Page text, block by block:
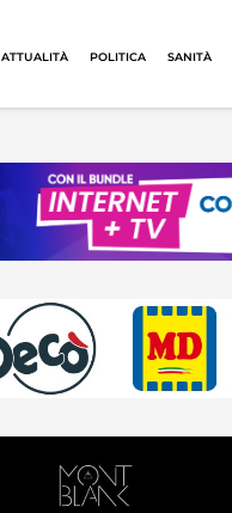
ATTUALITÀ POLITICA SANITÀ